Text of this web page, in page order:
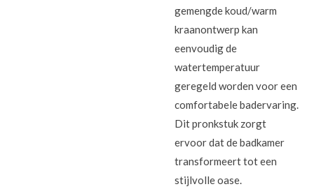
gemengde koud/warm
kraanontwerp kan
eenvoudig de
watertemperatuur
geregeld worden voor een
comfortabele badervaring.
Dit pronkstuk zorgt
ervoor dat de badkamer
transformeert tot een
stijlvolle oase.